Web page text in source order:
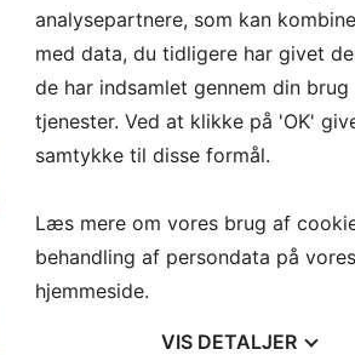
Pokaler i HG
I år modtager du en folder
Folderen
5-6 august 2026. så det er
Er du nysgerrig på, hvad vi
analysepartnere, som kan
med data, du tidligere har givet
de har indsamlet gennem din
tjenester. Ved at klikke på 'OK'
samtykke til disse formål.
Læs mere om vores brug af
behandling af persondata på vores
hjemmeside.
VIS DETALJER